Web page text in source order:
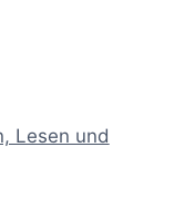
Lesen und